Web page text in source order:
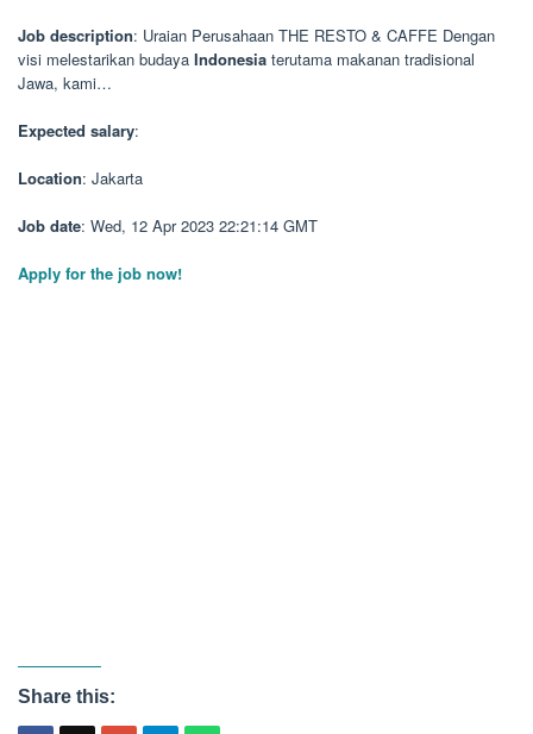
Job description: Uraian Perusahaan THE RESTO & CAFFE Dengan
visi melestarikan budaya Indonesia terutama makanan tradisional
Jawa, kami…
Expected salary:
Location: Jakarta
Job date: Wed, 12 Apr 2023 22:21:14 GMT
Apply for the job now!
Share this: